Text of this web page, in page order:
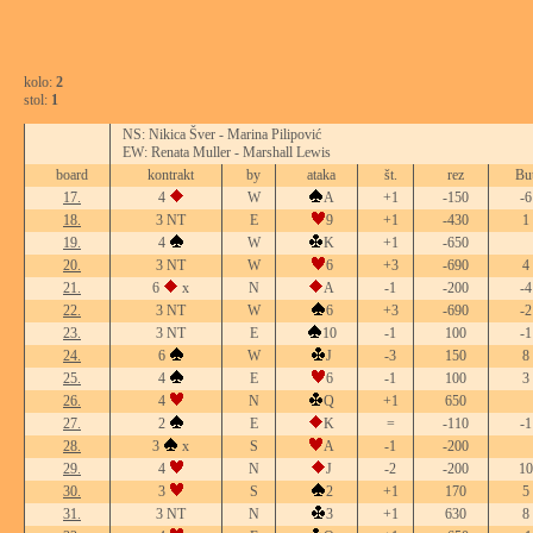
kolo: 2
stol: 1
NS: Nikica Šver - Marina Pilipović
EW: Renata Muller - Marshall Lewis
board
kontrakt by ataka št. rez
17.
4 W A +1 -150
-6
18.
3 NT E 9 +1 -430
1
19.
4 W K +1
-650
20.
3 NT W 6 +3 -690
4
21.
6 x N A -1 -200
-4
22.
3 NT W 6 +3 -690
-2
23.
3 NT E 10 -1 100
-1
24.
6 W J -3 150
8
25.
4 E 6 -1 100
3
26.
4 N Q +1
650
27.
2 E K = -110
-1
28.
3 x S A -1
-200
29.
4 N J -2 -200
10
30.
3 S 2 +1 170
5
31.
3 NT N 3 +1 630
8